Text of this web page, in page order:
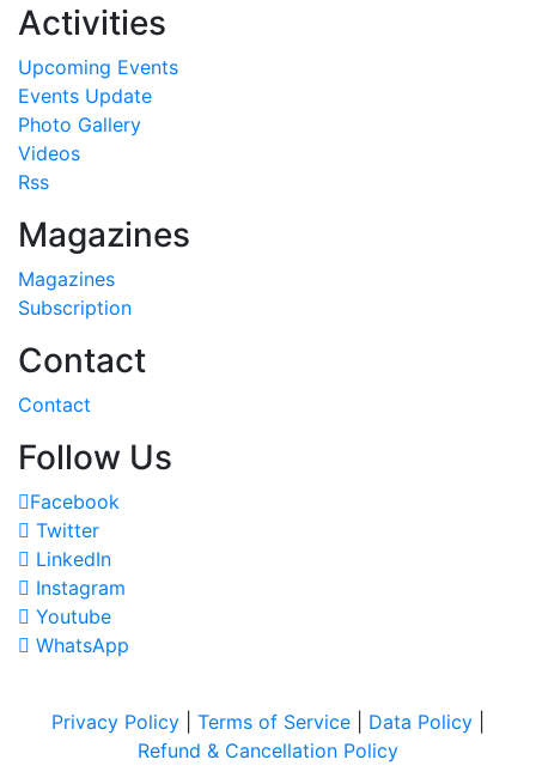
Activities
Upcoming Events
Events Update
Photo Gallery
Videos
Rss
Magazines
Magazines
Subscription
Contact
Contact
Follow Us
Facebook
Twitter
LinkedIn
Instagram
Youtube
WhatsApp
Privacy Policy Terms of Service Data Policy
Refund & Cancellation Policy